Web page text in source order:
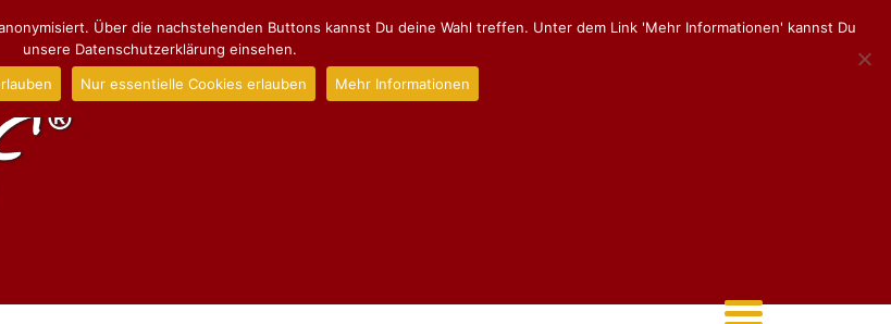
Über die nachstehenden Buttons kannst Du deine Wahl treffen. Unter dem Link 'Mehr Informationen' kannst Du
unsere Datenschutzerklärung einsehen.
Nur essentielle Cookies erlauben Mehr Informationen